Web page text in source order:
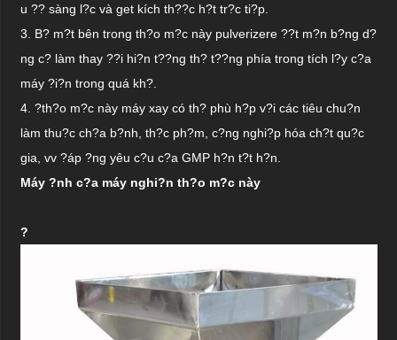
u ?? sàng l?c và get kích th??c h?t tr?c ti?p.
3. B? m?t bên trong th?o m?c này pulverizere ??t m?n b?ng d?
ng c? làm thay ??i hi?n t??ng th? t??ng phía trong tích l?y c?a
máy ?i?n trong quá kh?.
4.?th?o m?c này máy xay có th? phù h?p v?i các tiêu chu?n
làm thu?c ch?a b?nh, th?c ph?m, c?ng nghi?p hóa ch?t qu?c
gia, vv ?áp ?ng yêu c?u c?a GMP h?n t?t h?n.
Máy ?nh c?a máy nghi?n th?o m?c này
?